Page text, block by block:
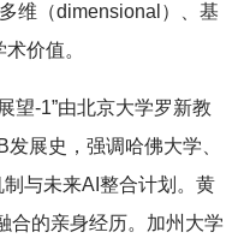
多维 （dimensional ）、 基
价值。
望-1”由北京大学罗新教
展史，强调哈佛大学、
制与未来AI整合计划。黄
合的亲身经历。加州大学